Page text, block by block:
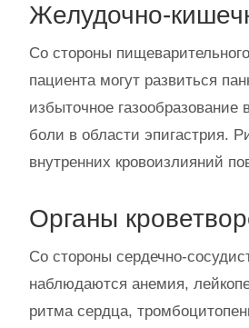
Желудочно-
Со стороны
пациента могут развиться
избыточное газообразование
боли в области эпигастрия.
внутренних кровоизлияний
Органы
Со стороны сердечно-
наблюдаются анемия,
ритма сердца,